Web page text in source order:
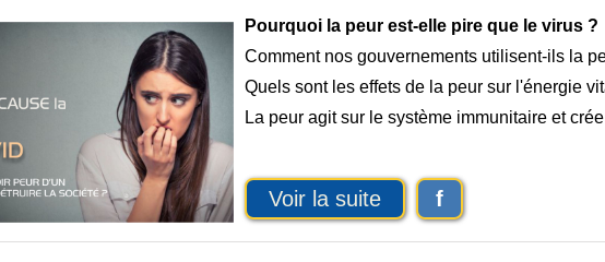
Pourquoi la peur est-elle pire que le virus ?
Comment nos gouvernements utilisent-ils la
Quels sont les effets de la peur sur l'énergie
La peur agit sur le système immunitaire et
Voir la suite f